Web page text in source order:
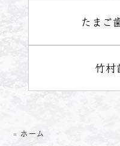
たまご
竹村
ホーム